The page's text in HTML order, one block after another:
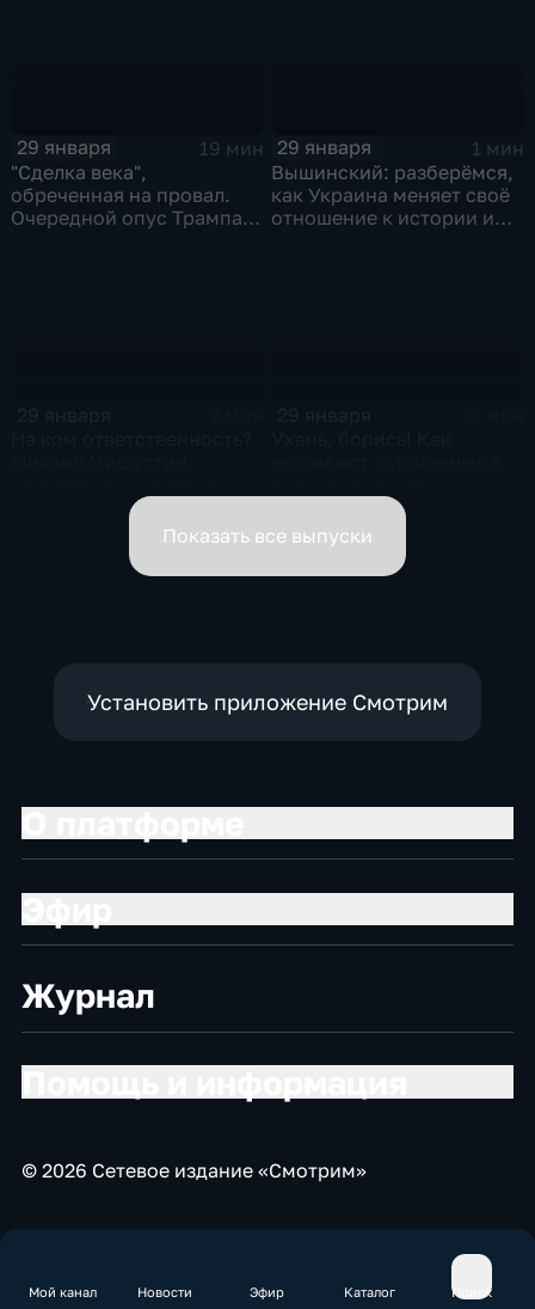
Мой канал Новости Эфир Каталог Поиск
29 января
19 мин
"Сделка века",
обреченная на провал.
Очередной опус Трампа.
29 января
1 мин
Вышинский: разберёмся,
как Украина меняет своё
отношение к истории и
вице-премьеров
Показать все выпуски
Установить приложение Смотрим
Журнал
© 2026 Сетевое издание «Смотрим»